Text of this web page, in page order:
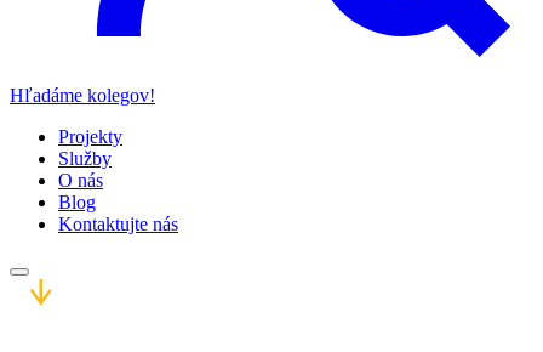
Hľadáme kolegov!
Projekty
Služby
O nás
Blog
Kontaktujte nás